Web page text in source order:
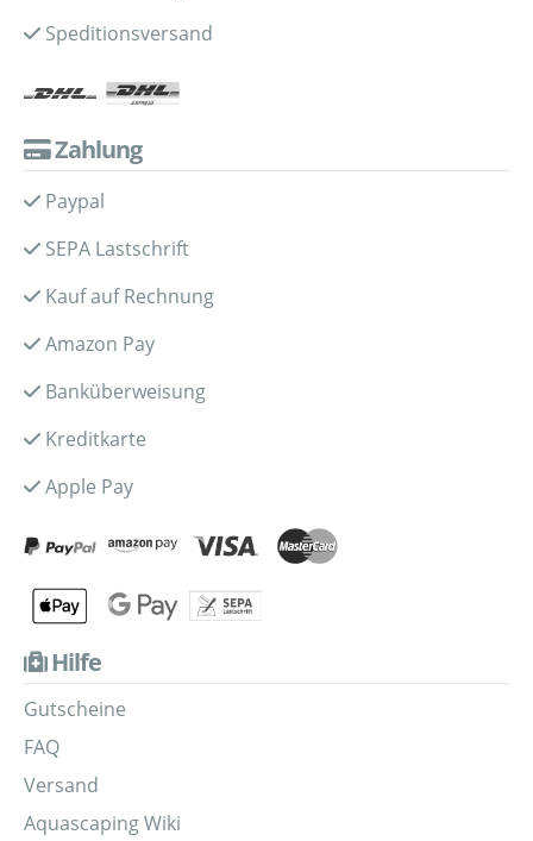
Speditionsversand
Zahlung
Paypal
SEPA Lastschrift
Kauf auf Rechnung
Amazon Pay
Banküberweisung
Kreditkarte
Apple Pay
Hilfe
Gutscheine
FAQ
Versand
Aquascaping Wiki